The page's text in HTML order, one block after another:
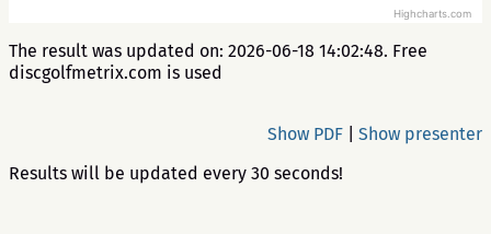
Highcharts.com
The result was updated on: 2026-06-18 14:02:48. Free
discgolfmetrix.com is used
Show presenter
Show PDF
Results will be updated every 30 seconds!